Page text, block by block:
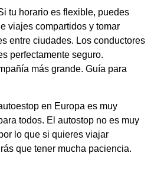
tu horario es flexible, puedes
viajes compartidos y tomar
entre ciudades. Los conductores
perfectamente seguro.
más grande. Guía para
en Europa es muy
todos. El autostop no es muy
lo que si quieres viajar
que tener mucha paciencia.